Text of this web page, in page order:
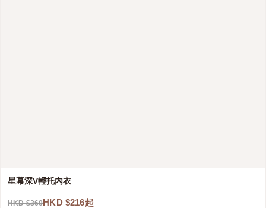
星幕深V輕托內衣
HKD $360HKD $216起